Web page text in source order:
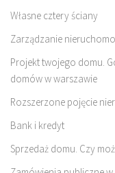
Własne cztery ściany
Zarządzanie
Projekt twojego domu.
domów w warszawie
Rozszerzone pojęcie
Bank i kredyt
Sprzedaż domu. Czy